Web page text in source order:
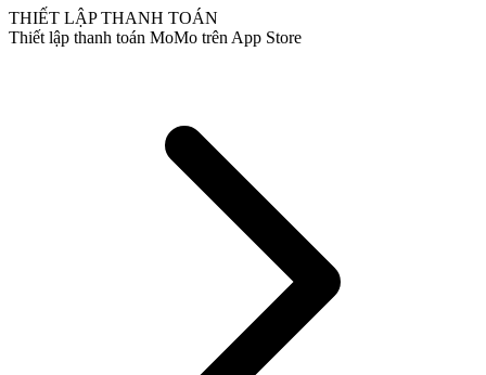
THIẾT LẬP THANH TOÁN
Thiết lập thanh toán MoMo trên App Store